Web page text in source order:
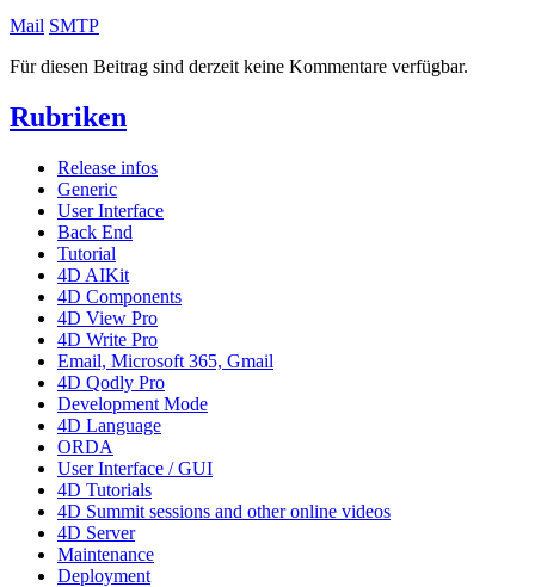
Mail SMTP
Für diesen Beitrag sind derzeit keine Kommentare verfügbar.
Rubriken
Release infos
Generic
User Interface
Back End
Tutorial
4D AIKit
4D Components
4D View Pro
4D Write Pro
Email, Microsoft 365, Gmail
4D Qodly Pro
Development Mode
4D Language
ORDA
User Interface / GUI
4D Tutorials
4D Summit sessions and other online videos
4D Server
Maintenance
Deployment